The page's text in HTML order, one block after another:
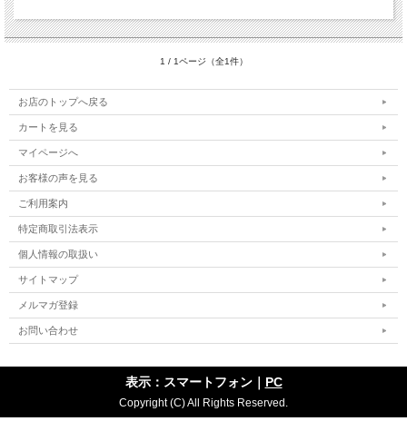
1 / 1ページ（全1件）
お店のトップへ戻る
カートを見る
マイページへ
お客様の声を見る
ご利用案内
特定商取引法表示
個人情報の取扱い
サイトマップ
メルマガ登録
お問い合わせ
表示：スマートフォン｜ PC
Copyright (C) All Rights Reserved.